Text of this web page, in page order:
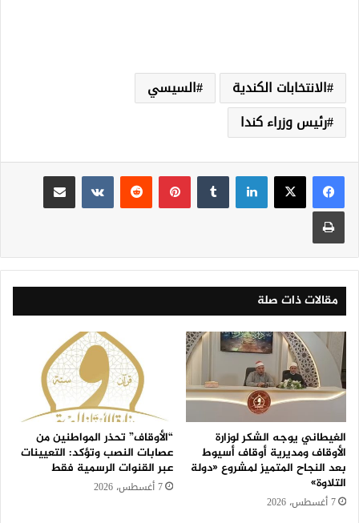
الانتخابات الكندية
السيسي
رئيس وزراء كندا
لينكدإن بينتيريست
مقالات ذات صلة
الغيطاني يوجه الشكر لوزارة
الأوقاف ومديرية أوقاف أسيوط
بعد النجاح المتميز لمشروع «دولة
التلاوة»
7 أغسطس، 2026
“الأوقاف” تحذر المواطنين من
عصابات النصب وتؤكد: التعيينات
عبر القنوات الرسمية فقط
7 أغسطس، 2026